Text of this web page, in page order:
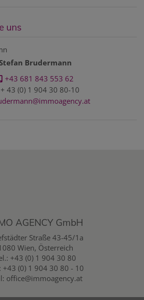
uns
Brudermann
+43 681 843 553 62
+ 43 (0) 1 904 30 80-10
AGENCY GmbH
Straße 43-45/1a
Wien, Österreich
+43 (0) 1 904 30 80
+43 (0) 1 904 30 80 - 10
office@immoagency.at